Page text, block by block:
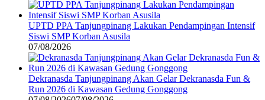
UPTD PPA Tanjungpinang Lakukan Pendampingan Intensif
Siswi SMP Korban Asusila
07/08/2026
Dekranasda Tanjungpinang Akan Gelar Dekranasda Fun &
Run 2026 di Kawasan Gedung Gonggong